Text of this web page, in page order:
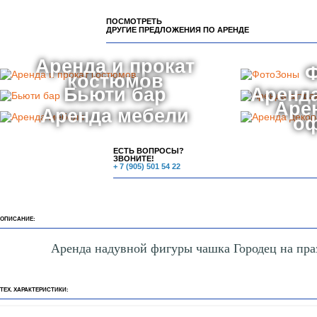
ПОСМОТРЕТЬ
ДРУГИЕ ПРЕДЛОЖЕНИЯ ПО АРЕНДЕ
Аренда и прокат
костюмов
Бьюти бар
Аренда мебели
ЕСТЬ ВОПРОСЫ?
ЗВОНИТЕ!
+ 7 (905) 501 54 22
ОПИСАНИЕ:
Аренда надувной фигуры чашка Городец на
ТЕХ. ХАРАКТЕРИСТИКИ: